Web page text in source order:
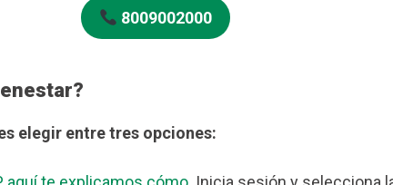
8009002000
elegir entre tres opciones: